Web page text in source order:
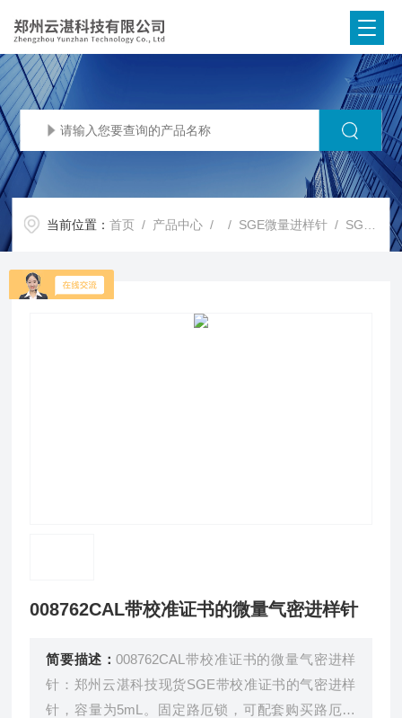
当前位置：首页 / 产品中心 / / SGE微量进样针 / SGE008762CAL带校准证书的微量气密进样针
008762CAL带校准证书的微量气密进样针
简要描述：008762CAL带校准证书的微量气密进样
针：郑州云湛科技现货SGE带校准证书的气密进样
针，容量为5mL。固定路厄锁，可配套购买路厄针